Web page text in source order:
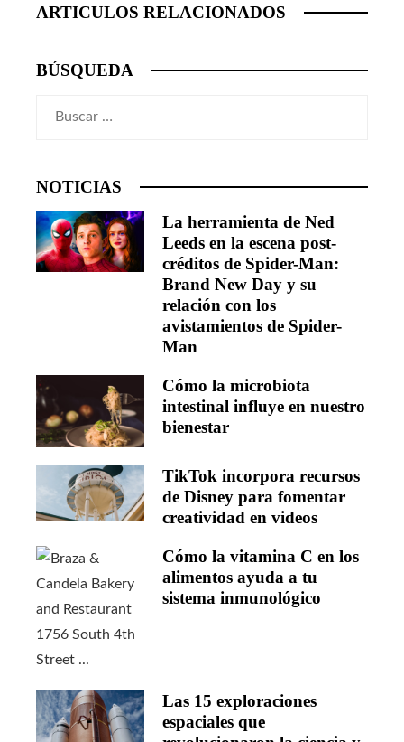
ARTICULOS RELACIONADOS
BÚSQUEDA
NOTICIAS
La herramienta de Ned
Leeds en la escena post-
créditos de Spider-Man:
Brand New Day y su
relación con los
avistamientos de Spider-
Man
Cómo la microbiota
intestinal influye en nuestro
bienestar
TikTok incorpora recursos
de Disney para fomentar
creatividad en videos
Cómo la vitamina C en los
alimentos ayuda a tu
sistema inmunológico
Las 15 exploraciones
espaciales que